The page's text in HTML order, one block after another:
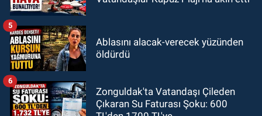
Ablasını alacak-verecek yüzünden
öldürdü
5
Zonguldak'ta Vatandaşı Çileden
Çıkaran Su Faturası Şoku: 600
6